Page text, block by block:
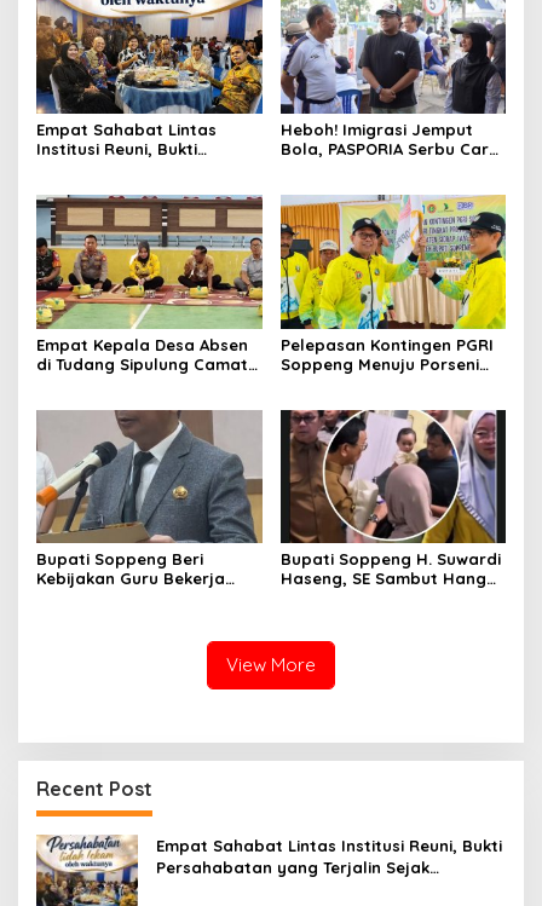
Empat Sahabat Lintas
Institusi Reuni, Bukti
Heboh! Imigrasi Jemput
Bola, PASPORIA Serbu Car
Layanan Paspor Akhir
Pekan
Empat Kepala Desa Absen
di Tudang Sipulung Camat
Pelepasan Kontingen PGRI
Soppeng Menuju Porseni
Nama Bumi Latemmamala
Bupati Soppeng Beri
Kebijakan Guru Bekerja
Bupati Soppeng H. Suwardi
Haseng, SE Sambut Hangat
View More
Recent Post
Empat Sahabat Lintas Institusi Reuni, Bukti
Persahabatan yang Terjalin Sejak